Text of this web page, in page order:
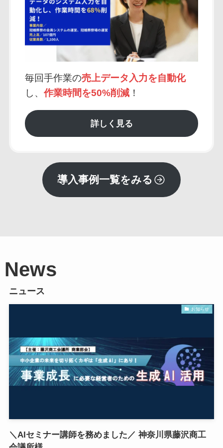
毎回手作業の売上データ入力を自動化
し、作業時間を50%削減 ！
詳しく見る
導入事例一覧をみる
News
ニュース
お知らせ
＼AIセミナー講師を務めました／ 神奈川県藤沢商工